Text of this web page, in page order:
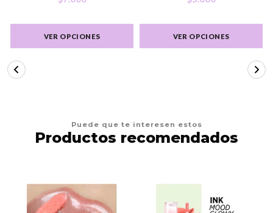
VER OPCIONES VER OPCIONES
Puede que te interesen estos
Productos recomendados